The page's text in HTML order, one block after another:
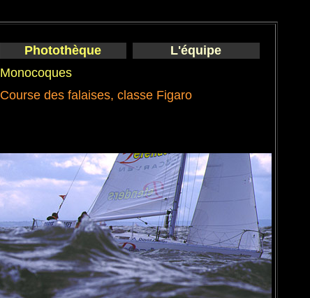
Photothèque
L'équipe
Monocoques
Course des falaises, classe Figaro